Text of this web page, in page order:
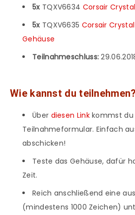
5x TQXV6634 Corsair
5x TQXV6635 Corsair Crystal
Gehäuse
Teilnahmeschluss:
Wie kannst du teilnehmen?
Über diesen Linkkommst du
Teilnahmeformular. Einfach
abschicken!
Teste das Gehäuse, dafür
Zeit.
Reich anschließend eine
(mindestens 1000 Zeichen)